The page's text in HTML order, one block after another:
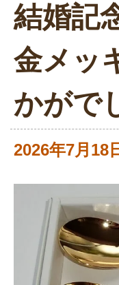
結婚記
金メッ
かがで
2026年7月18